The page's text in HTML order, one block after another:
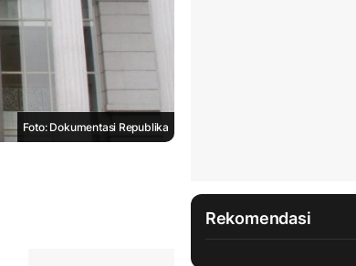
Foto: Dokumentasi Republika
Rekomendasi